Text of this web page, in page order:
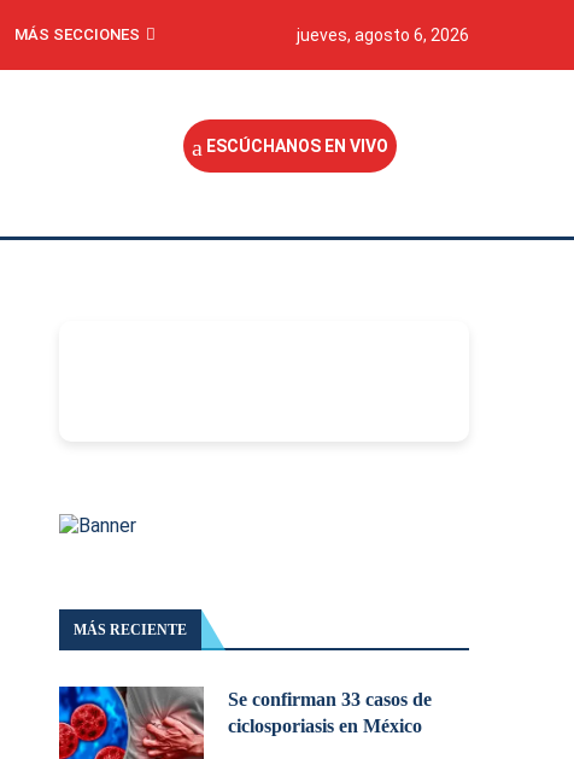
MÁS SECCIONES jueves, agosto 6, 2026
ESCÚCHANOS EN VIVO
MÁS RECIENTE
Se confirman 33 casos de
ciclosporiasis en México